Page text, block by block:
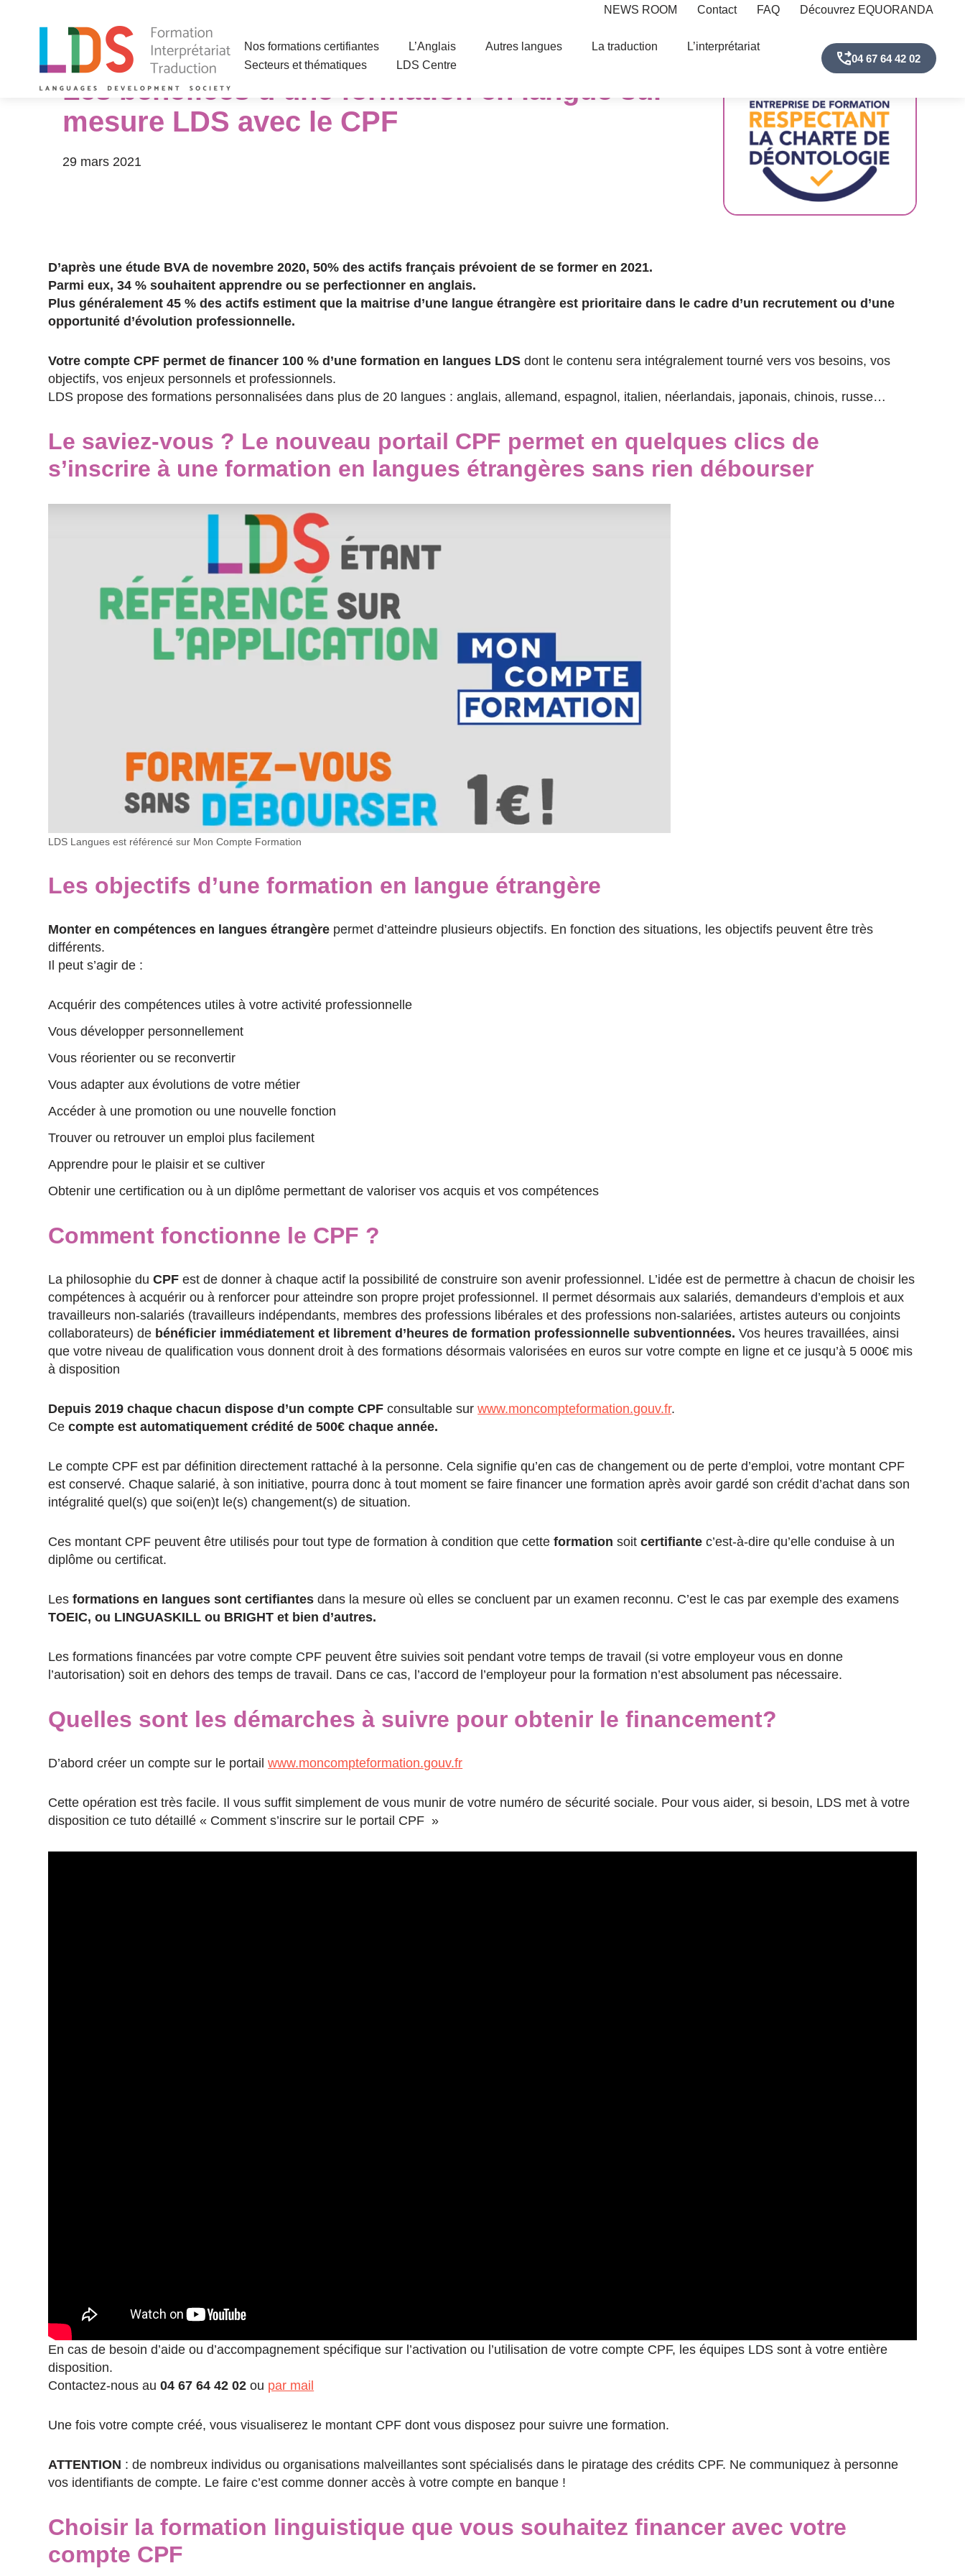
NEWS ROOM Contact FAQ Découvrez EQUORANDA
Nos formations certifiantes L’Anglais Autres langues La traduction
L’interprétariat
Secteurs et thématiques
LDS Centre
04 67 64 42 02
Les bénéfices d’une formation en langue sur
mesure LDS avec le CPF
29 mars 2021
D’après une étude BVA de novembre 2020, 50% des actifs français prévoient de se former en 2021.
Parmi eux, 34 % souhaitent apprendre ou se perfectionner en anglais.
Plus généralement 45 % des actifs estiment que la maitrise d’une langue étrangère est prioritaire dans le cadre d’un recrutement ou d’une
opportunité d’évolution professionnelle.
Votre compte CPF permet de financer 100 % d’une formation en langues LDS dont le contenu sera intégralement tourné vers vos besoins, vos
objectifs, vos enjeux personnels et professionnels.
LDS propose des formations personnalisées dans plus de 20 langues : anglais, allemand, espagnol, italien, néerlandais, japonais, chinois, russe…
Le saviez-vous ? Le nouveau portail CPF permet en quelques clics de
s’inscrire à une formation en langues étrangères sans rien débourser
LDS Langues est référencé sur Mon Compte Formation
Les objectifs d’une formation en langue étrangère
Monter en compétences en langues étrangère permet d’atteindre plusieurs objectifs. En fonction des situations, les objectifs peuvent être très
différents.
Il peut s’agir de :
Acquérir des compétences utiles à votre activité professionnelle
Vous développer personnellement
Vous réorienter ou se reconvertir
Vous adapter aux évolutions de votre métier
Accéder à une promotion ou une nouvelle fonction
Trouver ou retrouver un emploi plus facilement
Apprendre pour le plaisir et se cultiver
Obtenir une certification ou à un diplôme permettant de valoriser vos acquis et vos compétences
Comment fonctionne le CPF ?
La philosophie duCPF est de donner à chaque actif la possibilité de construire son avenir professionnel. L’idée est de permettre à chacun de choisir les
compétences à acquérir ou à renforcer pour atteindre son propre projet professionnel. Il permet désormais aux salariés, demandeurs d’emplois et aux
travailleurs non-salariés (travailleurs indépendants, membres des professions libérales et des professions non-salariées, artistes auteurs ou conjoints
collaborateurs) de bénéficier immédiatement et librement d’heures de formation professionnelle subventionnées. Vos heures travaillées, ainsi
que votre niveau de qualification vous donnent droit à des formations désormais valorisées en euros sur votre compte en ligne et ce jusqu’à 5 000€ mis
à disposition
Depuis 2019 chaque chacun dispose d’un compte CPF consultable surwww.moncompteformation.gouv.fr.
Cecompte est automatiquement crédité de 500€ chaque année.
Le compte CPF est par définition directement rattaché à la personne. Cela signifie qu’en cas de changement ou de perte d’emploi, votre montant CPF
est conservé. Chaque salarié, à son initiative, pourra donc à tout moment se faire financer une formation après avoir gardé son crédit d’achat dans son
intégralité quel(s) que soi(en)t le(s) changement(s) de situation.
Ces montant CPF peuvent être utilisés pour tout type de formation à condition que cetteformationsoitcertifiantec’est-à-dire qu’elle conduise à un
diplôme ou certificat.
Lesformations en langues sont certifiantesdans la mesure où elles se concluent par un examen reconnu. C’est le cas par exemple des examens
TOEIC, ou LINGUASKILL ou BRIGHT et bien d’autres.
Les formations financées par votre compte CPF peuvent être suivies soit pendant votre temps de travail (si votre employeur vous en donne
l’autorisation) soit en dehors des temps de travail. Dans ce cas, l’accord de l’employeur pour la formation n’est absolument pas nécessaire.
Quelles sont les démarches à suivre pour obtenir le financement?
D’abord créer un compte sur le portailwww.moncompteformation.gouv.fr
Cette opération est très facile. Il vous suffit simplement de vous munir de votre numéro de sécurité sociale. Pour vous aider, si besoin, LDS met à votre
disposition ce tuto détaillé « Comment s’inscrire sur le portail CPF »
En cas de besoin d’aide ou d’accompagnement spécifique sur l’activation ou l’utilisation de votre compte CPF, les équipes LDS sont à votre entière
disposition.
Contactez-nous au04 67 64 42 02 ou par mail
Une fois votre compte créé, vous visualiserez le montant CPF dont vous disposez pour suivre une formation.
ATTENTION : de nombreux individus ou organisations malveillantes sont spécialisés dans le piratage des crédits CPF. Ne communiquez à personne
vos identifiants de compte. Le faire c’est comme donner accès à votre compte en banque !
Choisir la formation linguistique que vous souhaitez financer avec votre
compte CPF